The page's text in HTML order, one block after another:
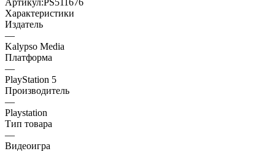
Характеристики
Издатель
—
Kalypso Media
Платформа
—
PlayStation 5
Производитель
—
Playstation
Тип товара
—
Видеоигра